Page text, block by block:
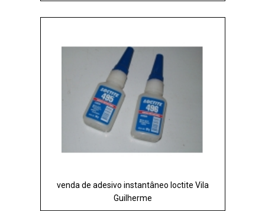
venda de adesivo instantâneo loctite Vila
Guilherme